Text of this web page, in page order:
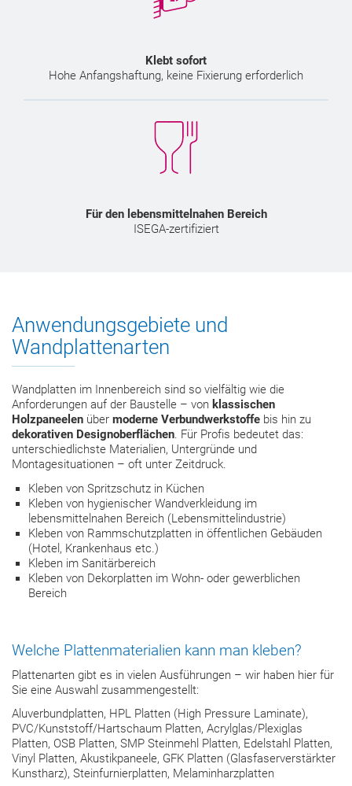
Klebt sofort
Hohe Anfangshaftung, keine Fixierung erforderlich
Für den lebensmittelnahen Bereich
ISEGA-zertifiziert
Anwendungsgebiete und
Wandplattenarten
Wandplatten im Innenbereich sind so vielfältig wie die
Anforderungen auf der Baustelle – von klassischen
Holzpaneelen über moderne Verbundwerkstoffe bis hin zu
dekorativen Designoberflächen. Für Profis bedeutet das:
unterschiedlichste Materialien, Untergründe und
Montagesituationen – oft unter Zeitdruck.
Kleben von Spritzschutz in Küchen
Kleben von hygienischer Wandverkleidung im
lebensmittelnahen Bereich (Lebensmittelindustrie)
Kleben von Rammschutzplatten in öffentlichen Gebäuden
(Hotel, Krankenhaus etc.)
Kleben im Sanitärbereich
Kleben von Dekorplatten im Wohn- oder gewerblichen
Bereich
Welche Plattenmaterialien kann man kleben?
Plattenarten gibt es in vielen Ausführungen – wir haben hier für
Sie eine Auswahl zusammengestellt:
Aluverbundplatten, HPL Platten (High Pressure Laminate),
PVC/Kunststoff/Hartschaum Platten, Acrylglas/Plexiglas
Platten, OSB Platten, SMP Steinmehl Platten, Edelstahl Platten,
Vinyl Platten, Akustikpaneele, GFK Platten (Glasfaserverstärkter
Kunstharz), Steinfurnierplatten, Melaminharzplatten